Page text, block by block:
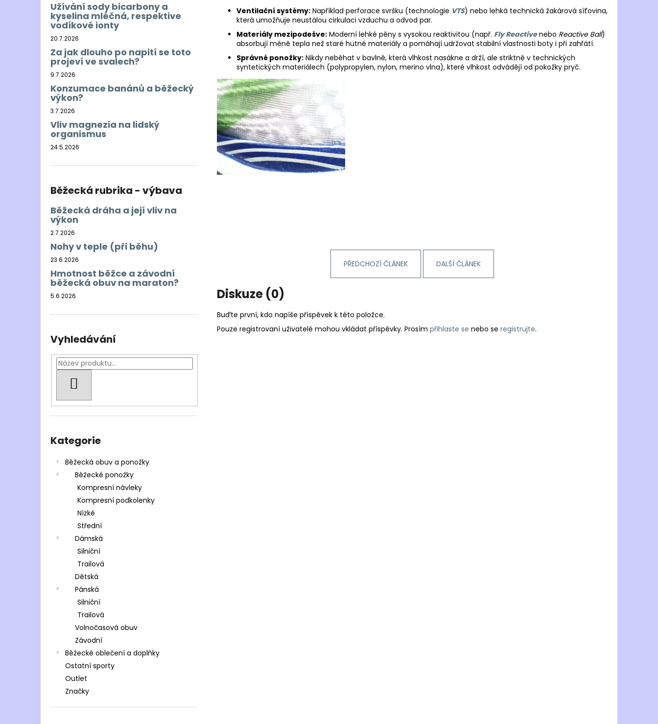
Užívání sody bicarbony a
kyselina mléčná, respektive
vodíkové ionty
20.7.2026
Za jak dlouho po napití se toto
projeví ve svalech?
9.7.2026
Konzumace banánů a běžecký
výkon?
3.7.2026
Vliv magnezia na lidský
organismus
24.5.2026
Běžecká rubrika - výbava
Běžecká dráha a její vliv na
výkon
2.7.2026
Nohy v teple (při běhu)
23.6.2026
Hmotnost běžce a závodní
běžecká obuv na maraton?
5.6.2026
Vyhledávání
kategorie
Kategorie
Běžecká obuv a ponožky
Běžecké ponožky
Kompresní návleky
Kompresní podkolenky
Nízké
Střední
Dámská
Silniční
Trailová
Dětská
Pánská
Silniční
Trailová
Volnočasová obuv
Závodní
Běžecké oblečení a doplňky
Ostatní sporty
Outlet
Značky
Ventilační systémy: Například perforace svršku (technologie VTS) nebo lehká technická žakárová síťovina,
která umožňuje neustálou cirkulaci vzduchu a odvod par.
Materiály mezipodešve: Moderní lehké pěny s vysokou reaktivitou (např. Fly Reactivenebo Reactive Ball)
absorbují méně tepla než staré hutné materiály a pomáhají udržovat stabilní vlastnosti boty i při zahřátí.
Správné ponožky: Nikdy neběhat v bavlně, která vlhkost nasákne a drží, ale striktně v technických
syntetických materiálech (polypropylen, nylon, merino vlna), které vlhkost odvádějí od pokožky pryč.
PŘEDCHOZÍ ČLÁNEK DALŠÍ ČLÁNEK
Diskuze (0)
Buďte první, kdo napíše příspěvek k této položce.
Pouze registrovaní uživatelé mohou vkládat příspěvky. Prosím přihlaste se nebo se registrujte.